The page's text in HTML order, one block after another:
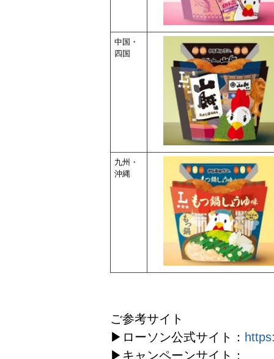
中国・
四国
九州・
沖縄
ご参考サイト
▶ローソン公式サイト：
▶キャンペーンサイト：